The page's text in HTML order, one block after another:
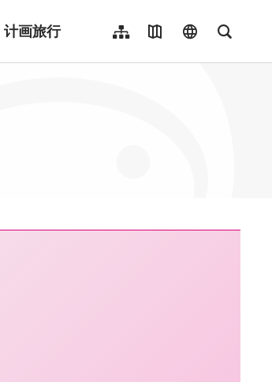
计画旅行
网站导览地图导览language全文检